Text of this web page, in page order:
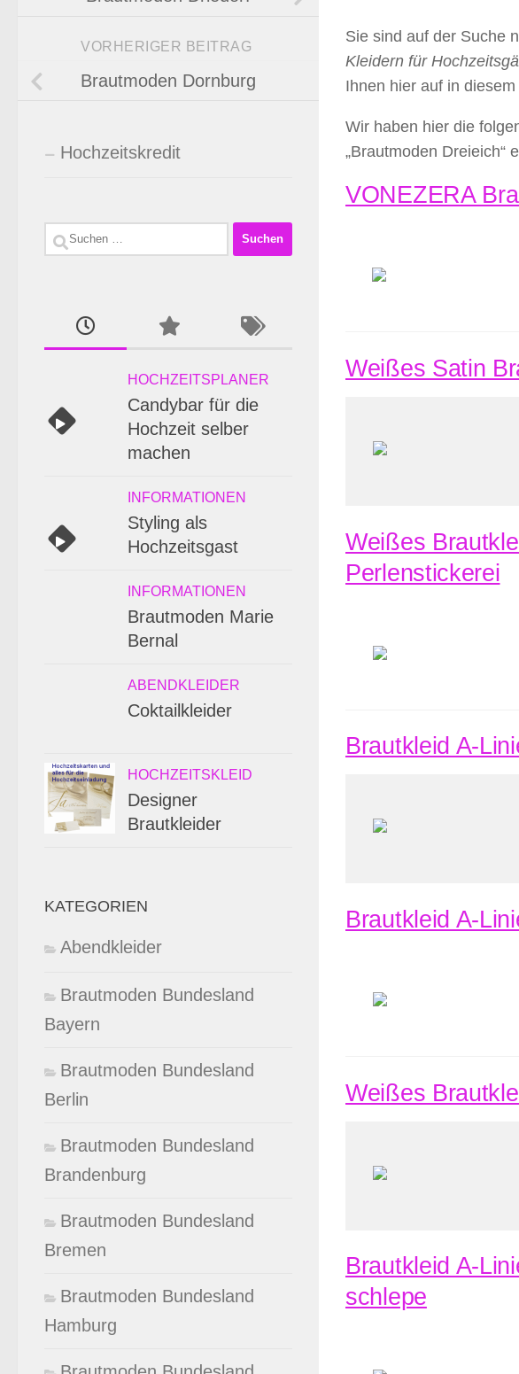
Sie sind auf der Suche
Kleidern für
Ihnen hier auf in
Wir haben hier die
„Brautmoden Dreieich“
VONEZERA
Weißes Satin
Weißes
Perlenstickerei
Brautkleid A-
Brautkleid A-
Weißes
Brautkleid A-
schlepe
VORHERIGER BEITRAG
Brautmoden Dornburg
Hochzeitskredit
Suchen
HOCHZEITSPLANER
Candybar für die
Hochzeit selber
machen
INFORMATIONEN
Styling als
Hochzeitsgast
INFORMATIONEN
Brautmoden Marie
Bernal
ABENDKLEIDER
Coktailkleider
HOCHZEITSKLEID
Designer
Brautkleider
KATEGORIEN
Abendkleider
Brautmoden Bundesland
Bayern
Brautmoden Bundesland
Berlin
Brautmoden Bundesland
Brandenburg
Brautmoden Bundesland
Bremen
Brautmoden Bundesland
Hamburg